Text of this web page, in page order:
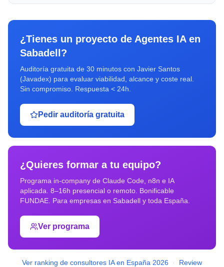
¿Tienes un proyecto de Agentes IAen
Sabadell ?
Auditoría gratuita de 30 minutos con Javier Santos
(Javadex) para evaluar viabilidad, alcance y coste real.
Sin compromiso. Respuesta < 24h.
Pedir auditoría gratuita
¿Quieres formar a tu equipo?
Programa in-company de Claude Code, n8n e IA
aplicada. 8–16h presencial o remoto. Bonificable
FUNDAE. Para empresas en Sabadell y toda España.
Ver programa
Ver ranking de consultores IA en España 2026 ·
Review